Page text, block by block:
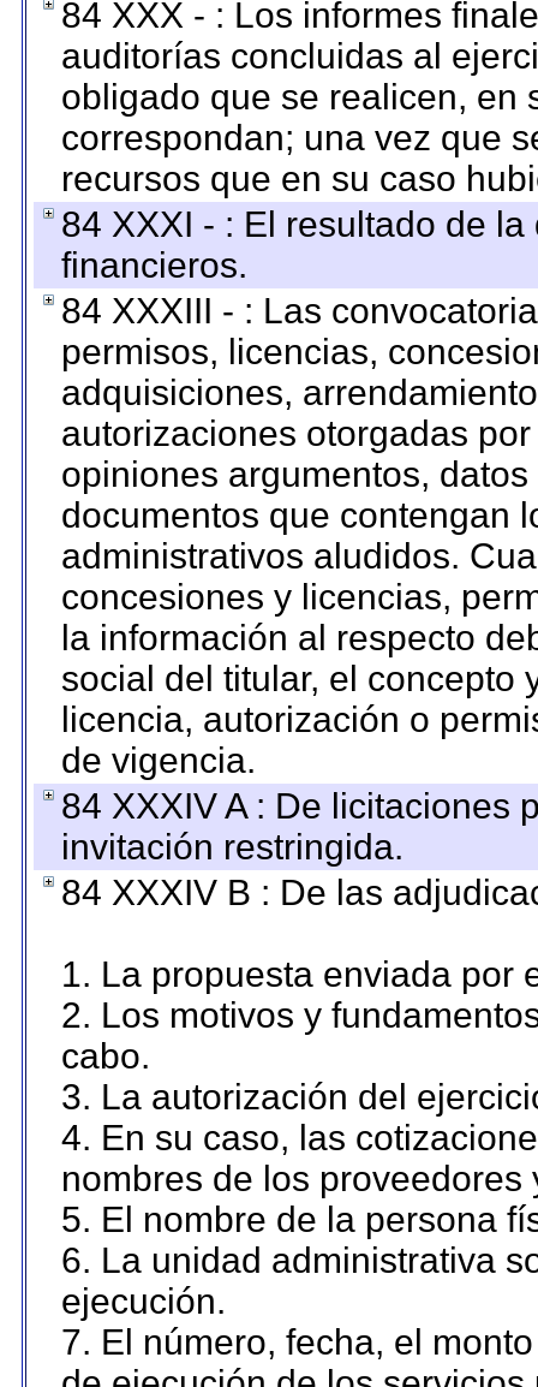
84 XXX - : Los informes
auditorías concluidas al
obligado que se realicen, en
correspondan; una vez que
recursos que en su caso
84 XXXI - : El resultado de
financieros.
84 XXXIII - : Las
permisos, licencias,
adquisiciones,
autorizaciones otorgadas
opiniones argumentos,
documentos que contengan
administrativos aludidos.
concesiones y licencias,
la información al respecto
social del titular, el concepto
licencia, autorización o
de vigencia.
84 XXXIV A : De licitaciones
invitación restringida.
84 XXXIV B : De las
1. La propuesta enviada por
2. Los motivos y
cabo.
3. La autorización del
4. En su caso, las
nombres de los proveedores
5. El nombre de la persona
6. La unidad administrativa
ejecución.
7. El número, fecha, el